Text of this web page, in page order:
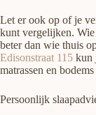
Let er ook op of je
kunt vergelijken.
beter dan wie thuis
Edisonstraat 115 kun
matrassen en
Persoonlijk